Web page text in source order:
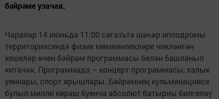
бәйрәме узачак.
Чаралар 14 июньдә 11:00 сәгатьтә шәһәр ипподромы
территориясендә физик мөмкинлекләре чикләнгән
кешеләр өчен бәйрәм программасы белән башланып
китәчәк. Программада – концерт программасы, халык
уеннары, спорт ярышлары. Бәйрәмнең кульминациясе
булып милли көрәш буенча абсолют батырны билгеләү